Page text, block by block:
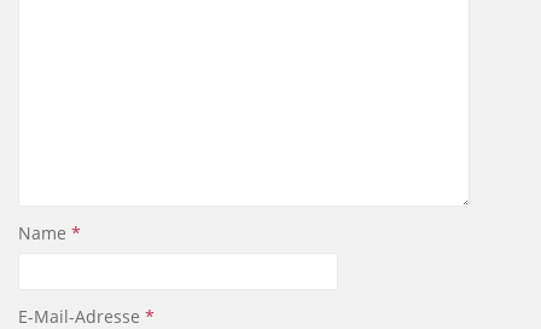
Name *
E-Mail-Adresse *